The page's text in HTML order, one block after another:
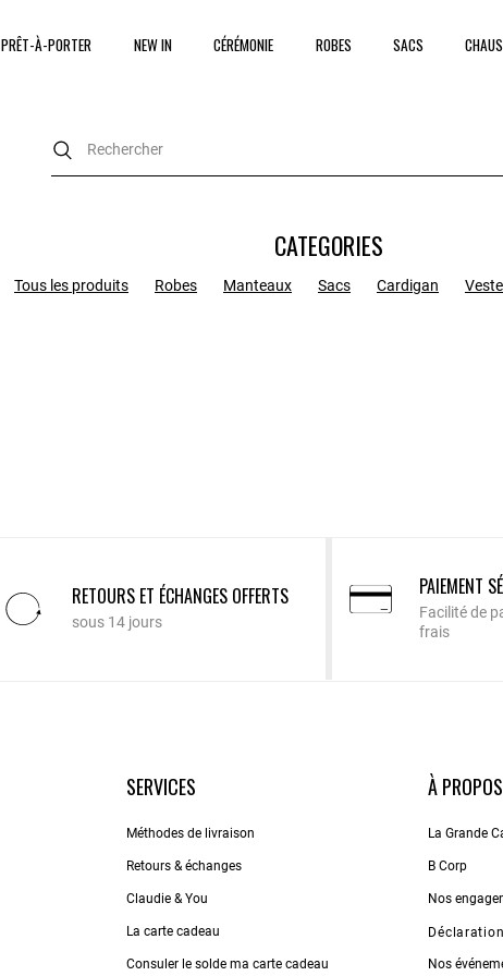
PRÊT-À-PORTER NEW IN CÉRÉMONIE ROBES SACS
CATEGORIES
Tous les produits Robes Manteaux Sacs Cardigan
RETOURS ET ÉCHANGES OFFERTS
sous 14 jours
PAIEMENT
Facilité de
frais
SERVICES
Méthodes de livraison
Retours & échanges
Claudie & You
La carte cadeau
Consuler le solde ma carte cadeau
À PROPOS
La Grande
B Corp
Nos
Nos